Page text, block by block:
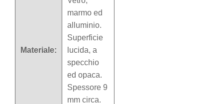
Materiale:
marmo ed
alluminio.
Superficie
lucida, a
specchio
ed opaca.
Spessore 9
mm circa.